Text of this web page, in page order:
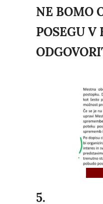
NE BOMO
POSEGU V
5.